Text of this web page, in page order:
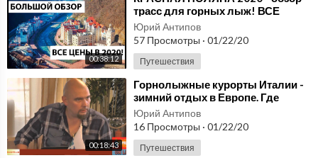
00:38:12
трасс для горных лыж! ВСЕ
ЦЕНЫ в Роза Хутор 2020 -
сколько БРАТЬ ДЕНЕГ?
Юрий Антипов
57 Просмотры · 01/22/20
Путешествия
00:18:43
⁣Горнолыжные курорты Италии -
зимний отдых в Европе. Где
покататься на лыжах, цены на
ски-пасы
Юрий Антипов
16 Просмотры · 01/22/20
Путешествия